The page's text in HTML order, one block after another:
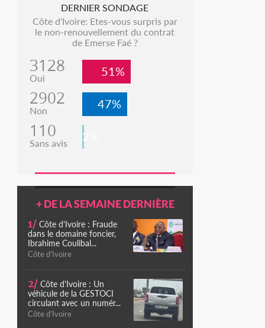
DERNIER SONDAGE
Côte d'Ivoire: Etes-vous surpris par
le non-renouvellement du contrat
de Emerse Faé ?
3128
Oui 51%
2902
Non 47%
110
Sans avis 2%
+ DE LA SEMAINE DERNIÈRE
1/ Côte d'Ivoire : Fraude
dans le domaine foncier,
Ibrahime Coulibal...
Côte d'Ivoire
2/ Côte d'Ivoire : Un
véhicule de la GESTOCI
circulant avec un numér...
Côte d'Ivoire